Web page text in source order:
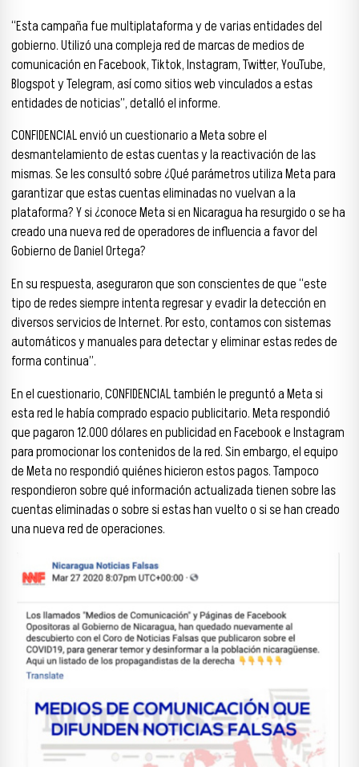
“Esta campaña fue multiplataforma y de varias entidades del
gobierno. Utilizó una compleja red de marcas de medios de
comunicación en Facebook, Tiktok, Instagram, Twitter, YouTube,
Blogspot y Telegram, así como sitios web vinculados a estas
entidades de noticias”, detalló el informe.
CONFIDENCIAL envió un cuestionario a Meta sobre el
desmantelamiento de estas cuentas y la reactivación de las
mismas. Se les consultó sobre ¿Qué parámetros utiliza Meta para
garantizar que estas cuentas eliminadas no vuelvan a la
plataforma? Y si ¿conoce Meta si en Nicaragua ha resurgido o se ha
creado una nueva red de operadores de influencia a favor del
Gobierno de Daniel Ortega?
En su respuesta, aseguraron que son conscientes de que “este
tipo de redes siempre intenta regresar y evadir la detección en
diversos servicios de Internet. Por esto, contamos con sistemas
automáticos y manuales para detectar y eliminar estas redes de
forma continua”.
En el cuestionario, CONFIDENCIAL también le preguntó a Meta si
esta red le había comprado espacio publicitario. Meta respondió
que pagaron 12.000 dólares en publicidad en Facebook e Instagram
para promocionar los contenidos de la red. Sin embargo, el equipo
de Meta no respondió quiénes hicieron estos pagos. Tampoco
respondieron sobre qué información actualizada tienen sobre las
cuentas eliminadas o sobre si estas han vuelto o si se han creado
una nueva red de operaciones.